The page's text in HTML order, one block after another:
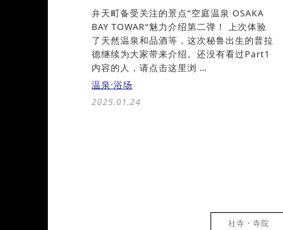
弁天町备受关注的景点“空庭温泉 OSAKA
BAY TOWAR“魅力介绍第二弹！ 上次体验
了天然温泉和品酒等，这次秘鲁出生的普拉
德继续为大家带来介绍。还没有看过Part1
内容的人，请点击这里浏 …
温泉·浴场
2025.01.24
社寺・寺院